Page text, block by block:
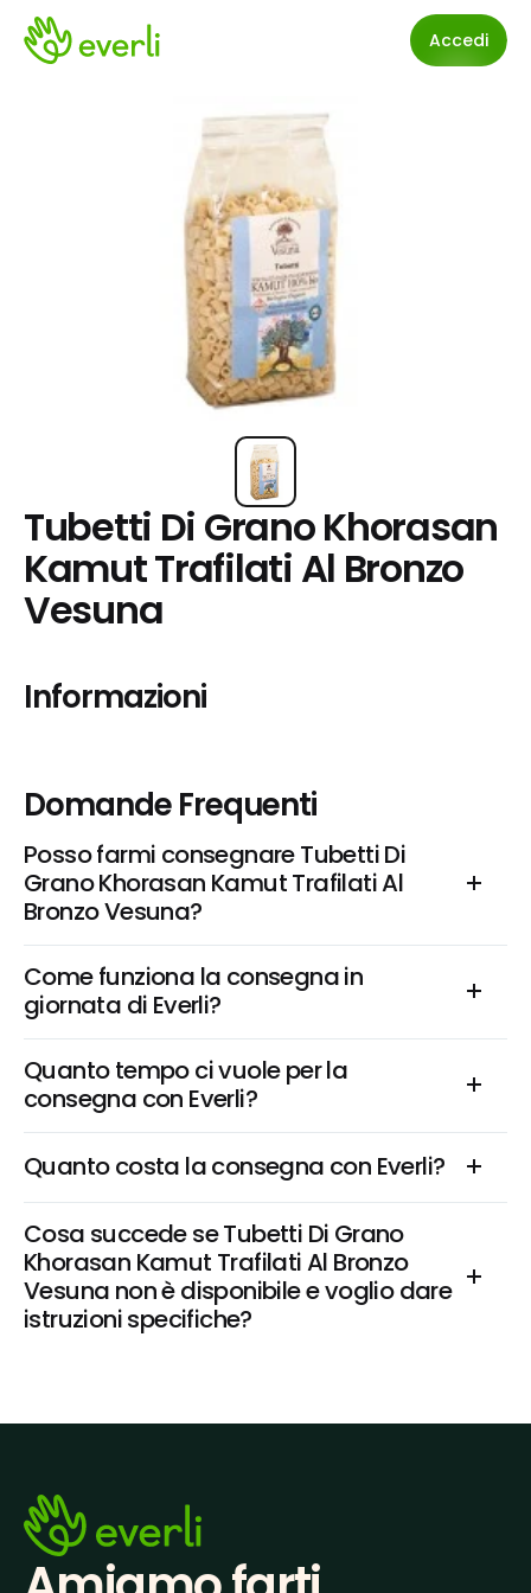
Accedi
Tubetti Di Grano Khorasan
Kamut Trafilati Al Bronzo
Vesuna
Informazioni
Domande Frequenti
Posso farmi consegnare Tubetti Di
Grano Khorasan Kamut Trafilati Al
Bronzo Vesuna?
Come funziona la consegna in
giornata di Everli?
Quanto tempo ci vuole per la
consegna con Everli?
Quanto costa la consegna con Everli?
Cosa succede se Tubetti Di Grano
Khorasan Kamut Trafilati Al Bronzo
Vesuna non è disponibile e voglio dare
istruzioni specifiche?